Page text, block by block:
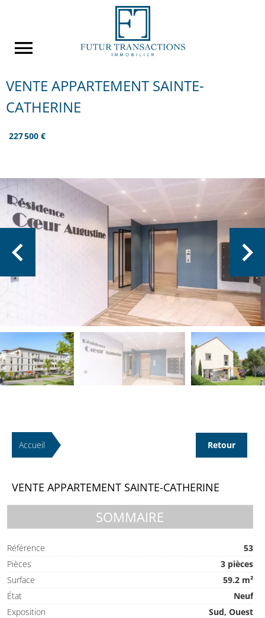
VENTE APPARTEMENT SAINTE-
CATHERINE
227 500 €
Accueil Retour
VENTE APPARTEMENT SAINTE-CATHERINE
SOMMAIRE
Référence
53
Pièces
3 pièces
Surface
59.2 m²
État
Neuf
Exposition
Sud, Ouest